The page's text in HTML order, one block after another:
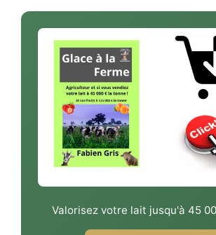
Valorisez votre lait jusqu'à 45